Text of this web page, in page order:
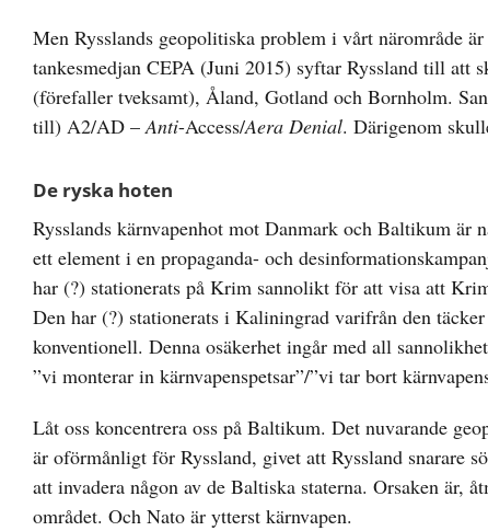
Men Rysslands geopolitiska problem i vårt närområde
tankesmedjan CEPA (Juni 2015) syftar Ryssland till att
(förefaller tveksamt), Åland, Gotland och Bornholm.
till) A2/AD – Anti-Access/Aera Denial. Därigenom
De ryska hoten
Rysslands kärnvapenhot mot Danmark och Baltikum
ett element i en propaganda- och
har (?) stationerats på Krim sannolikt för att visa att
Den har (?) stationerats i Kaliningrad varifrån den
konventionell. Denna osäkerhet ingår med all
”vi monterar in kärnvapenspetsar”/”vi tar bort
Låt oss koncentrera oss på Baltikum. Det nuvarande
är oförmånligt för Ryssland, givet att Ryssland snarare
att invadera någon av de Baltiska staterna. Orsaken
området. Och Nato är ytterst kärnvapen.